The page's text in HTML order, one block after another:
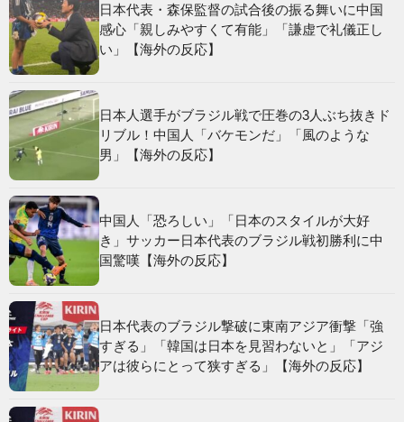
日本代表・森保監督の試合後の振る舞いに中国
感心「親しみやすくて有能」「謙虚で礼儀正し
い」【海外の反応】
日本人選手がブラジル戦で圧巻の3人ぶち抜きド
リブル！中国人「バケモンだ」「風のような
男」【海外の反応】
中国人「恐ろしい」「日本のスタイルが大好
き」サッカー日本代表のブラジル戦初勝利に中
国驚嘆【海外の反応】
日本代表のブラジル撃破に東南アジア衝撃「強
すぎる」「韓国は日本を見習わないと」「アジ
アは彼らにとって狭すぎる」【海外の反応】